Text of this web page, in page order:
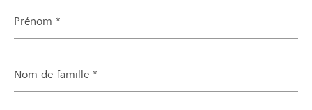
Prénom *
Nom de famille *